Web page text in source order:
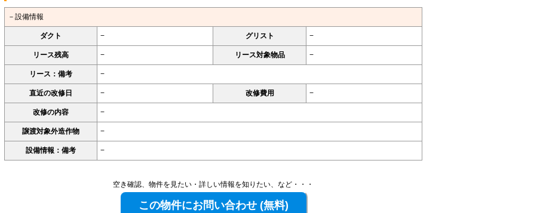
－設備情報
ダクト − グリスト −
リース残高 − リース対象物品 −
リース：備考 −
直近の改修日 − 改修費用 −
改修の内容 −
譲渡対象外造作物 −
設備情報：備考 −
空き確認、物件を見たい・詳しい情報を知りたい、など・・・